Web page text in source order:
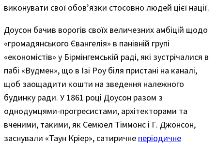
виконувати свої обов’язки стосовно людей цієї нації.
Доусон бачив ворогів своїх величезних амбіцій щодо
«громадянського Євангелія» в панівній групі
«економістів» у Бірмінгемській раді, які зустрічалися в
пабі «Вудмен», що в Ізі Роу біля пристані на каналі,
щоб заощадити кошти на зведення належного
будинку ради. У 1861 році Доусон разом з
однодумцями-прогресистами, архітекторами та
вченими, такими, як Семюел Тіммонс і Г. Джонсон,
заснували «Таун Кріер», сатиричне періодичне